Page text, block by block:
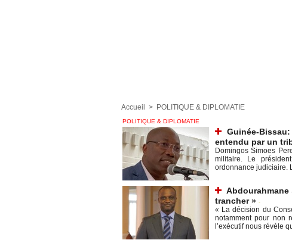
Accueil > POLITIQUE & DIPLOMATIE
POLITIQUE & DIPLOMATIE
Guinée-Bissau:
entendu par un
Domingos Simoes
militaire. Le
ordonnance judiciaire.
Abdourahmane
trancher » -
« La décision du
notamment pour non
l’exécutif nous révèle